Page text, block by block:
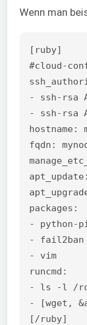
Wenn man
[ruby]
#cloud-
- ssh-rsa
- ssh-rsa
hostname:
fqdn:
packages:
- python-
- fail2ban
- vim
runcmd:
- ls -l /
- [wget,
[/ruby]